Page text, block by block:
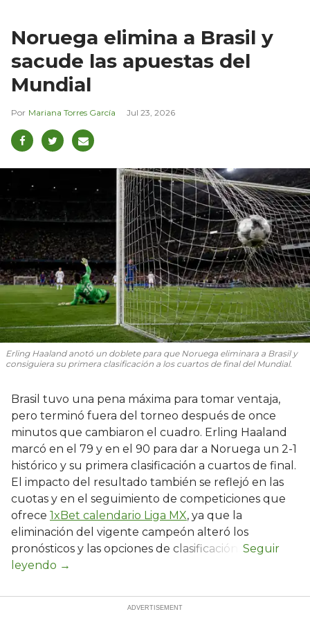
Noruega elimina a Brasil y
sacude las apuestas del
Mundial
Mariana Torres García Jul 23, 2026
Erling Haaland anotó un doblete para que Noruega eliminara a Brasil y
consiguiera su primera clasificación a los cuartos de final del Mundial.
Brasil tuvo una pena máxima para tomar ventaja,
pero terminó fuera del torneo después de once
minutos que cambiaron el cuadro. Erling Haaland
marcó en el 79 y en el 90 para dar a Noruega un 2-1
histórico y su primera clasificación a cuartos de final.
El impacto del resultado también se reflejó en las
cuotas y en el seguimiento de competiciones que
ofrece 1xBet calendario Liga MX, ya que la
eliminación del vigente campeón alteró los
pronósticos y las opciones de clasificación.